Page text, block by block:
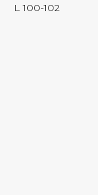
L 100-102